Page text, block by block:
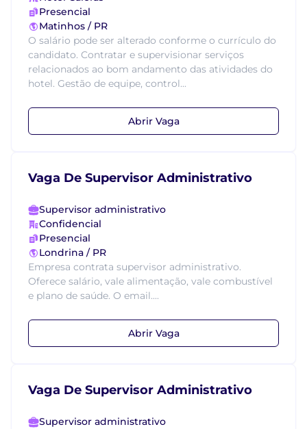
Presencial
Matinhos / PR
O salário pode ser alterado conforme o currículo do
candidato. Contratar e supervisionar serviços
relacionados ao bom andamento das atividades do
hotel. Gestão de equipe, control...
Abrir Vaga
Vaga De Supervisor Administrativo
Supervisor administrativo
Confidencial
Presencial
Londrina / PR
Empresa contrata supervisor administrativo.
Oferece salário, vale alimentação, vale combustível
e plano de saúde. O email....
Abrir Vaga
Vaga De Supervisor Administrativo
Supervisor administrativo